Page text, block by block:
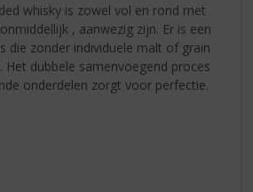
whisky is zowel vol en rond met
, aanwezig zijn. Er is een
die zonder individuele malt of grain
Het dubbele samenvoegend proces
onderdelen zorgt voor perfectie.